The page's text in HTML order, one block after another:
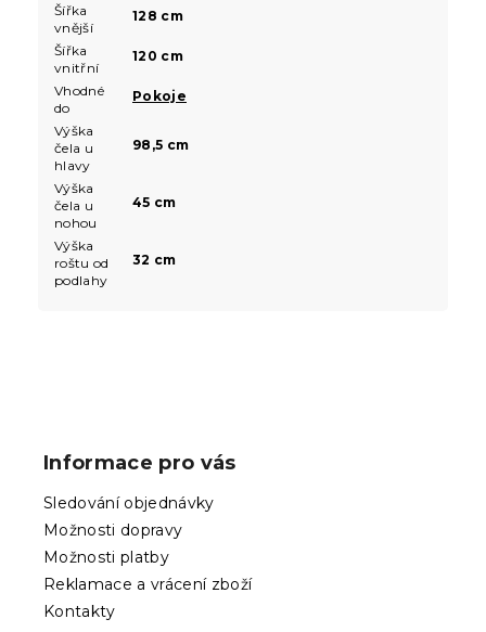
Šířka
vnější
128 cm
Šířka
vnitřní
120 cm
Vhodné
do
Pokoje
Výška
čela u
hlavy
98,5 cm
Výška
čela u
nohou
45 cm
Výška
roštu od
podlahy
32 cm
Informace pro vás
Sledování objednávky
Možnosti dopravy
Možnosti platby
Reklamace a vrácení zboží
Kontakty